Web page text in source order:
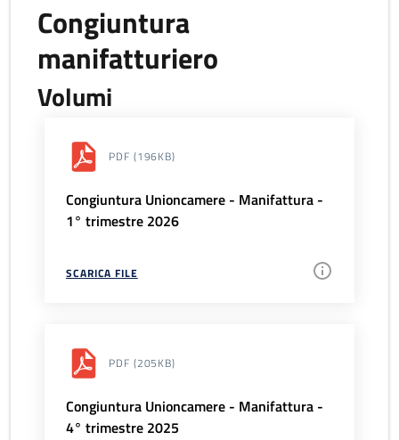
Congiuntura
manifatturiero
Volumi
PDF (196KB)
Congiuntura Unioncamere - Manifattura -
1° trimestre 2026
SCARICA FILE
PDF (205KB)
Congiuntura Unioncamere - Manifattura -
4° trimestre 2025